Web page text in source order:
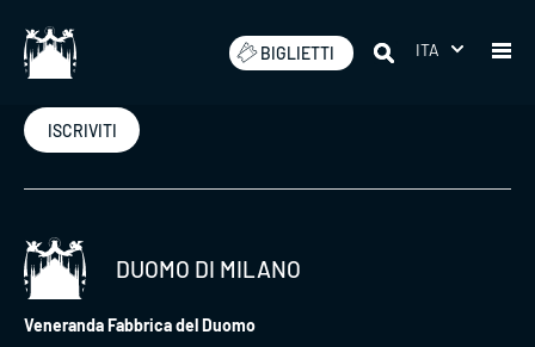
BIGLIETTI ITA
Iscriviti alla nostra newsletter
ISCRIVITI
DUOMO DI MILANO
Veneranda Fabbrica del Duomo